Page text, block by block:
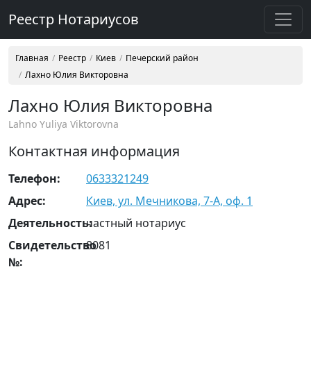
Реестр Нотариусов
Главная Реестр Киев
Печерский район
Лахно Юлия Викторовна
Лахно Юлия Викторовна
Lahno Yuliya Viktorovna
Контактная информация
Телефон:
0633321249
Адрес:
Киев, ул. Мечникова, 7-А, оф. 1
Деятельность:частный нотариус
Свидетельство
№:
8081